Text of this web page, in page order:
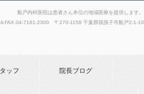
船戸内科医院は患者さん本位の地域医療を提供します。
FAX. 04-7181-2300 〒270-1158 千葉県我孫子市船戸2-1-10
ッフ 院長ブログ